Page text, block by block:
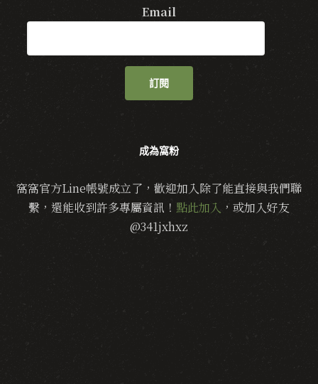
Email
訂閱
成為窩粉
窩窩官方Line帳號成立了，歡迎加入除了能直接與我們聯
繫，還能收到許多專屬資訊！ 點此加入 ，或加入好友
@341jxhxz